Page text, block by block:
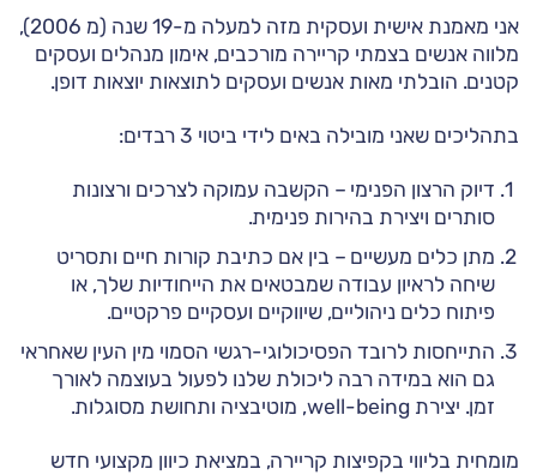
אני מאמנת אישית ועסקית מזה למעלה מ-19 שנה (מ 2006),
מלווה אנשים בצמתי קריירה מורכבים, אימון מנהלים ועסקים
קטנים. הובלתי מאות אנשים ועסקים לתוצאות יוצאות דופן.
בתהליכים שאני מובילה באים לידי ביטוי 3 רבדים:
דיוק הרצון הפנימי – הקשבה עמוקה לצרכים ורצונות
סותרים ויצירת בהירות פנימית.
מתן כלים מעשיים – בין אם כתיבת קורות חיים ותסריט
שיחה לראיון עבודה שמבטאים את הייחודיות שלך, או
פיתוח כלים ניהוליים, שיווקיים ועסקיים פרקטיים.
התייחסות לרובד הפסיכולוגי-רגשי הסמוי מין העין שאחראי
גם הוא במידה רבה ליכולת שלנו לפעול בעוצמה לאורך
זמן. יצירת well-being, מוטיבציה ותחושת מסוגלות.
מומחית בליווי בקפיצות קריירה, במציאת כיוון מקצועי חדש